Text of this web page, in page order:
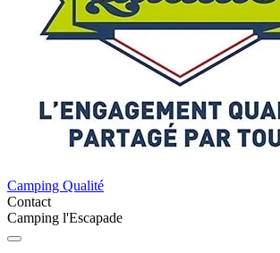
Camping Qualité
Contact
Camping l'Escapade